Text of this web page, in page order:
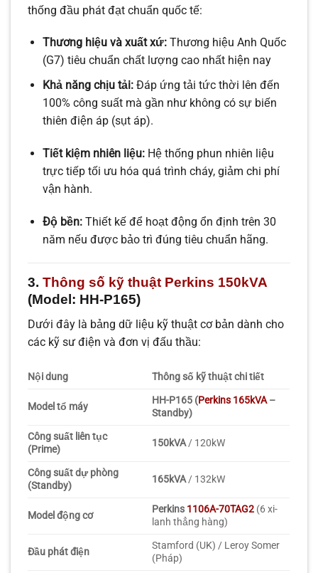
thống đầu phát đạt chuẩn quốc tế:
Thương hiệu và xuất xứ:Thương hiệu Anh Quốc
(G7) tiêu chuẩn chất lượng cao nhất hiện nay
Khả năng chịu tải:Đáp ứng tải tức thời lên đến
100% công suất mà gần như không có sự biến
thiên điện áp (sụt áp).
Tiết kiệm nhiên liệu:Hệ thống phun nhiên liệu
trực tiếp tối ưu hóa quá trình cháy, giảm chi phí
vận hành.
Độ bền:Thiết kế để hoạt động ổn định trên 30
năm nếu được bảo trì đúng tiêu chuẩn hãng.
3. Thông số kỹ thuật Perkins 150kVA
(Model: HH-P165)
Dưới đây là bảng dữ liệu kỹ thuật cơ bản dành cho
các kỹ sư điện và đơn vị đấu thầu:
Nội dung Thông số kỹ thuật chi tiết
Model tổ máy
HH-P165 (Perkins 165kVA–
Standby)
Công suất liên tục
(Prime)
150kVA/ 120kW
Công suất dự phòng
(Standby)
165kVA/ 132kW
Model động cơ
Perkins 1106A-70TAG2 (6 xi-
lanh thẳng hàng)
Đầu phát điện
Stamford (UK) / Leroy Somer
(Pháp)